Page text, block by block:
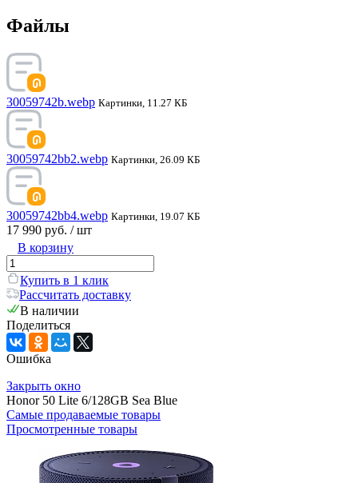
Файлы
30059742b.webp Картинки, 11.27 КБ
30059742bb2.webp Картинки, 26.09 КБ
30059742bb4.webp Картинки, 19.07 КБ
17 990 руб. / шт
В корзину
Купить в 1 клик
Рассчитать доставку
В наличии
Поделиться
Ошибка
Закрыть окно
Honor 50 Lite 6/128GB Sea Blue
Самые продаваемые товары
Просмотренные товары